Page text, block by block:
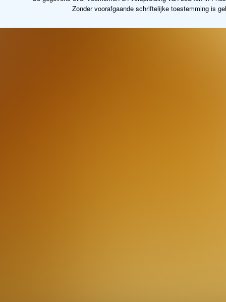
Zonder voorafgaande schriftelijke toestemming is